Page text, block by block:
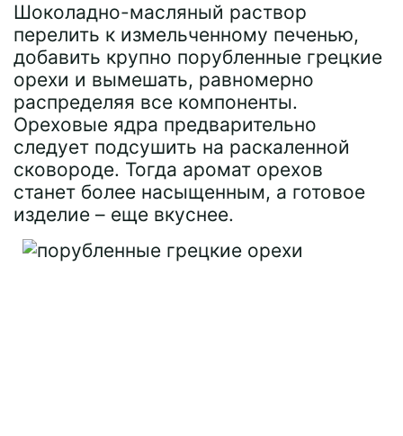
Шоколадно-масляный раствор
перелить к измельченному печенью,
добавить крупно порубленные грецкие
орехи и вымешать, равномерно
распределяя все компоненты.
Ореховые ядра предварительно
следует подсушить на раскаленной
сковороде. Тогда аромат орехов
станет более насыщенным, а готовое
изделие – еще вкуснее.